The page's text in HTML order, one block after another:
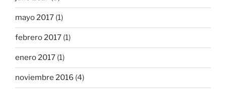
mayo 2017 (1)
febrero 2017 (1)
enero 2017 (1)
noviembre 2016 (4)